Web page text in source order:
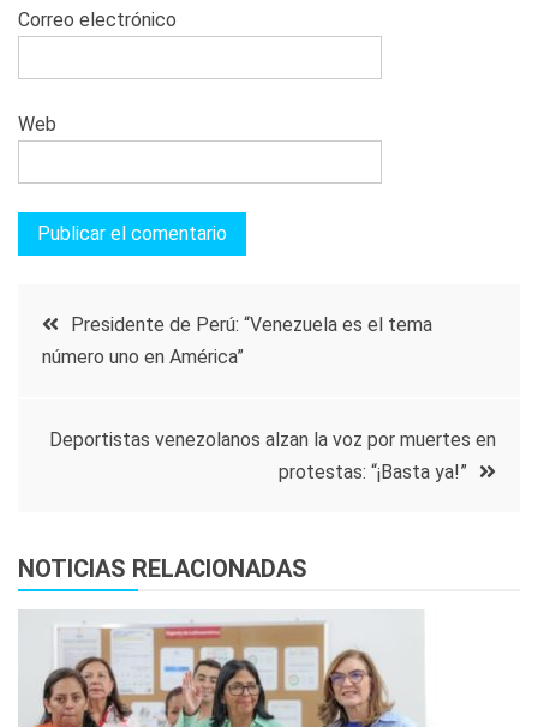
Correo electrónico
Web
Navegación
entradas
Presidente de Perú: “Venezuela es el tema
número uno en América”
Deportistas venezolanos alzan la voz por muertes en
protestas: “¡Basta ya!”
NOTICIAS RELACIONADAS